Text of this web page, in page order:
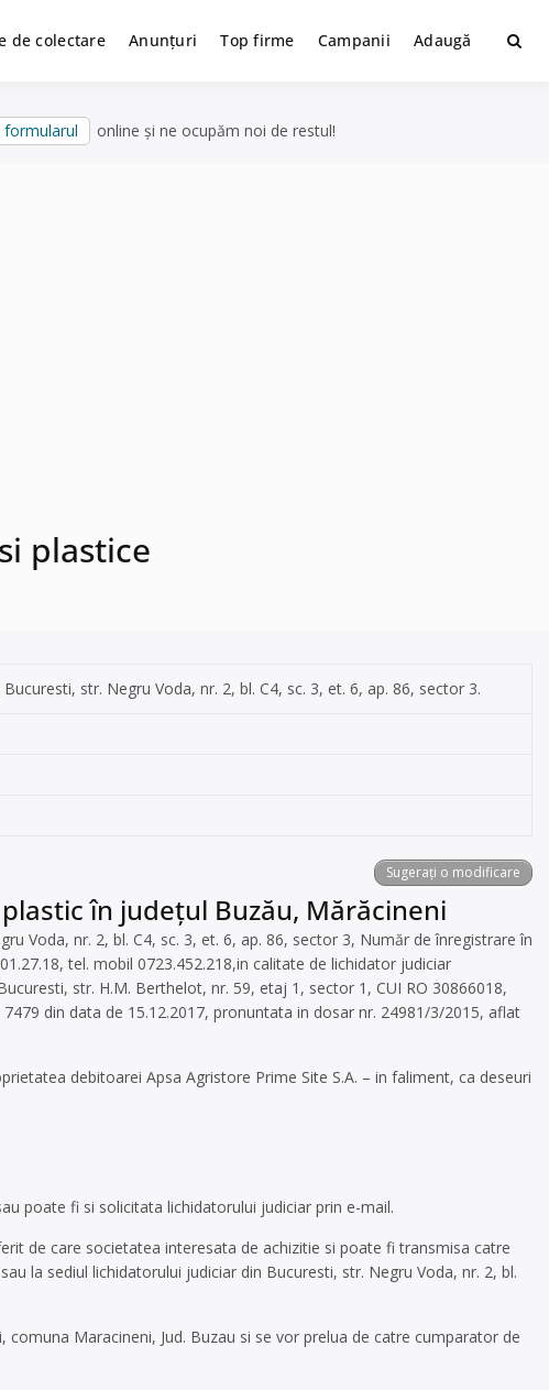
de colectare Anunțuri Top firme Campanii Adaugă
formularul online și ne ocupăm noi de restul!
plastice
Bucuresti, str. Negru Voda, nr. 2, bl. C4, sc. 3, et. 6, ap. 86, sector 3.
Sugerați o modificare
în județul Buzău, Mărăcineni
Voda, nr. 2, bl. C4, sc. 3, et. 6, ap. 86, sector 3, Număr de înregistrare în
tel. mobil 0723.452.218,in calitate de lichidator judiciar
str. H.M. Berthelot, nr. 59, etaj 1, sector 1, CUI RO 30866018,
din data de 15.12.2017, pronuntata in dosar nr. 24981/3/2015, aflat
debitoarei Apsa Agristore Prime Site S.A. – in faliment, ca deseuri
poate fi si solicitata lichidatorului judiciar prin e-mail.
de care societatea interesata de achizitie si poate fi transmisa catre
la sediul lichidatorului judiciar din Bucuresti, str. Negru Voda, nr. 2, bl.
Maracineni, Jud. Buzau si se vor prelua de catre cumparator de